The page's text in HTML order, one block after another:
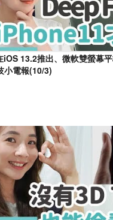
13.2推出、微軟雙螢幕
小電報(10/3)